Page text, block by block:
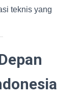
teknis yang